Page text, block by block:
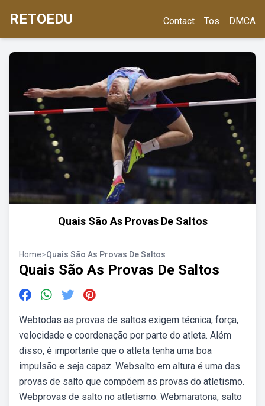
RETOEDU Contact Tos DMCA
Quais São As Provas De Saltos
Home>Quais São As Provas De Saltos
Quais São As Provas De Saltos
Webtodas as provas de saltos exigem técnica, força,
velocidade e coordenação por parte do atleta. Além
disso, é importante que o atleta tenha uma boa
impulsão e seja capaz. Websalto em altura é uma das
provas de salto que compõem as provas do atletismo.
Webprovas de salto no atletismo: Webmaratona, salto